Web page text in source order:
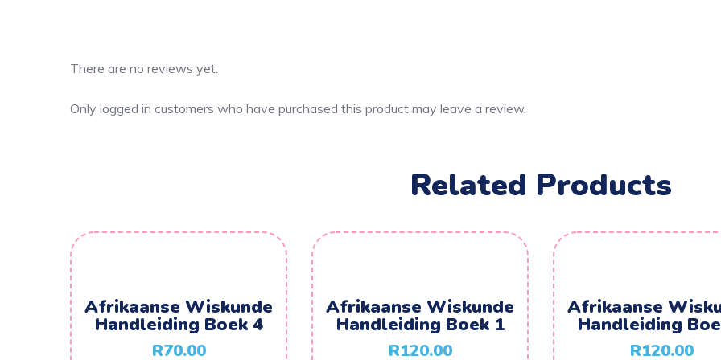
There are no reviews yet.
Only logged in customers who have purchased this product may leave a review.
Related Products
Afrikaanse Wiskunde
Handleiding Boek 4
R70.00
Afrikaanse Wiskunde
Handleiding Boek 1
R120.00
Afrikaanse
Handleiding
R120.00